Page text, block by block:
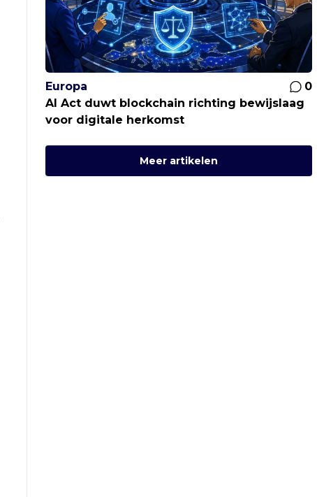
Europa
0
AI Act duwt blockchain richting bewijslaag
voor digitale herkomst
Meer artikelen